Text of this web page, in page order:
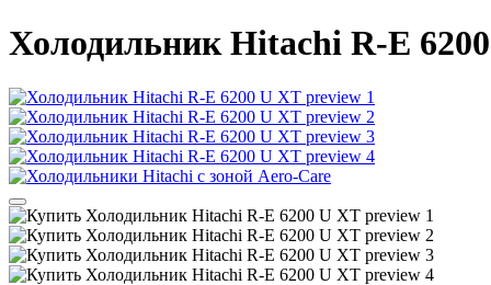
ХолодильникHitachi R-E